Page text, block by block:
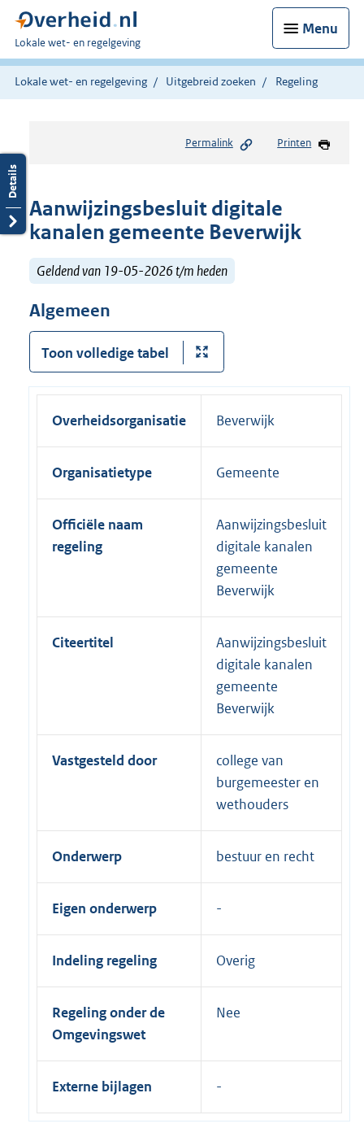
Menu
U
bent
hier:
Lokale wet- en regelgeving
Lokale wet- en regelgeving Uitgebreid zoeken Regeling
Permalink Printen
Aanwijzingsbesluit digitale
kanalen gemeente Beverwijk
Geldend van 19-05-2026 t/m heden
Algemeen
Toon volledige tabel
Overheidsorganisatie Beverwijk
Organisatietype Gemeente
Officiële naam
regeling
Aanwijzingsbesluit
digitale kanalen
gemeente
Beverwijk
Citeertitel
Aanwijzingsbesluit
digitale kanalen
gemeente
Beverwijk
Vastgesteld door
college van
burgemeester en
wethouders
Onderwerp bestuur en recht
Eigen onderwerp
Indeling regeling Overig
Regeling onder de
Omgevingswet
Nee
Externe bijlagen